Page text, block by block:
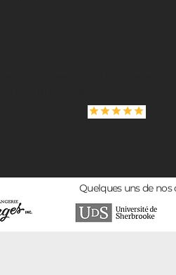
Quelques uns de